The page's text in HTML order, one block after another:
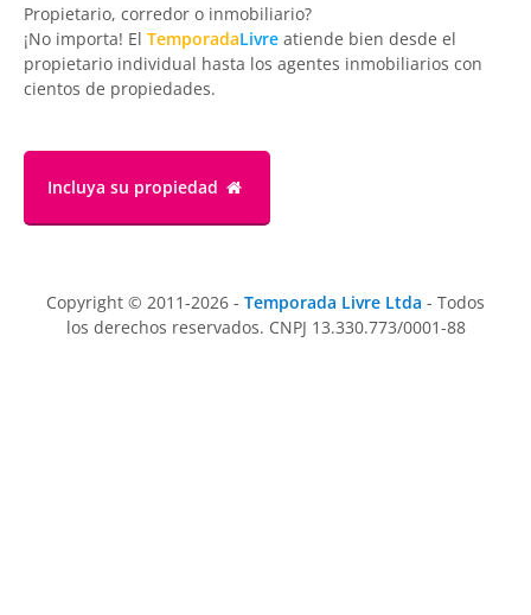
Propietario, corredor o inmobiliario?
¡No importa! El TemporadaLivre atiende bien desde el
propietario individual hasta los agentes inmobiliarios con
cientos de propiedades.
Incluya su propiedad
Copyright © 2011-2026 - Temporada Livre Ltda - Todos
los derechos reservados. CNPJ 13.330.773/0001-88